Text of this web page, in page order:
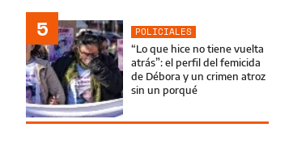
5
POLICIALES
“Lo que hice no tiene vuelta
atrás”: el perfil del femicida
de Débora y un crimen atroz
sin un porqué